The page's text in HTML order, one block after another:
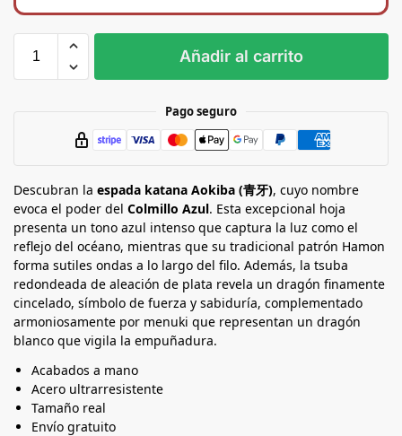
p
a
r
a
s
a
d
Añadir al carrito
Pago seguro
Descubran la espada katana Aokiba (青牙), cuyo nombre
evoca el poder del Colmillo Azul. Esta excepcional hoja
presenta un tono azul intenso que captura la luz como el
reflejo del océano, mientras que su tradicional patrón Hamon
forma sutiles ondas a lo largo del filo. Además, la tsuba
redondeada de aleación de plata revela un dragón finamente
cincelado, símbolo de fuerza y sabiduría, complementado
armoniosamente por menuki que representan un dragón
blanco que vigila la empuñadura.
Acabados a mano
Acero ultrarresistente
Tamaño real
Envío gratuito